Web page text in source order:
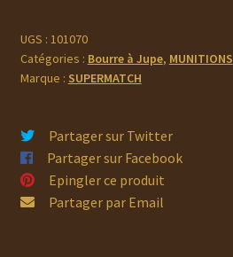
Cartouche
NOIRE
Magnum
Cal.12X76
UGS : 101070
Catégories : Bourre à Jupe, MUNITIONS
Marque : SUPERMATCH
Partager sur Twitter
Partager sur Facebook
Epingler ce produit
Partager par Email